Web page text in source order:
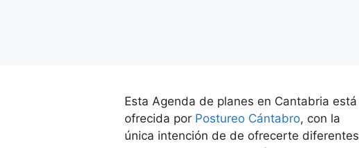
Esta Agenda de planes en Cantabria está
ofrecida por Postureo Cántabro, con la
única intención de de ofrecerte diferentes